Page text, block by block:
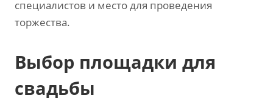
специалистов и место для проведения
торжества.
Выбор площадки для
свадьбы